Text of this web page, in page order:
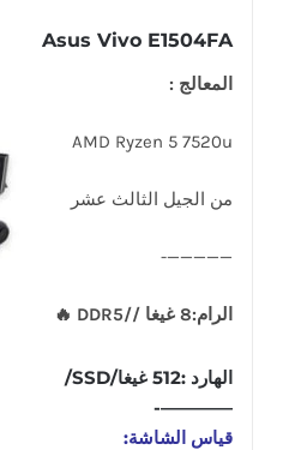
Asus Vivo E1504FA
المعالج :
AMD Ryzen 5 7520u
من الجيل الثالث عشر
—————-
الرام:8 غيغا //DDR5 🔥
الهارد :512 غيغا/SSD/
————-
قياس الشاشة: